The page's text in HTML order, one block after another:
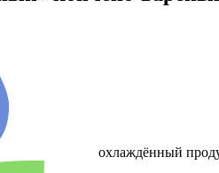
охлаждённый